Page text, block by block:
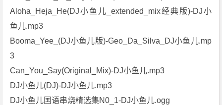
Aloha_Heja_He(DJ小鱼儿_extended_mix经典版)-DJ小
鱼儿.mp3
Booma_Yee_(DJ小鱼儿版)-Geo_Da_Silva_DJ小鱼儿.mp
3
Can_You_Say(Original_Mix)-DJ小鱼儿.mp3
DJ小鱼儿(DJ)-DJ小鱼儿.mp3
DJ小鱼儿国语串烧精选集N0_1-DJ小鱼儿.ogg